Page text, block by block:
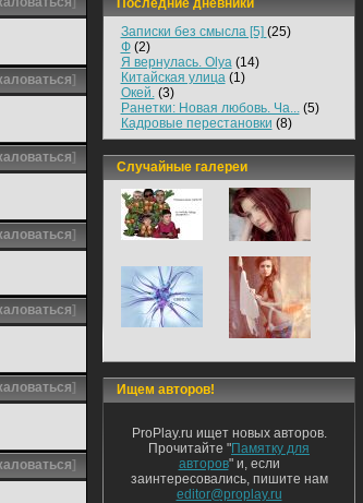
]
]
]
]
]
]
Последние дневники
Записки без смысла [5] (25)
Ф(2)
Я вернулась. Olya(14)
Китайская улица(1)
Окей.(3)
Ранетки: Новая любовь. Ча...(5)
Кадровые перестановки (8)
Случайные галереи
Ищем авторов!
ProPlay.ru ищет новых авторов.
Прочитайте "Памятку для
авторов" и, если
заинтересовались, пишите нам
editor@proplay.ru